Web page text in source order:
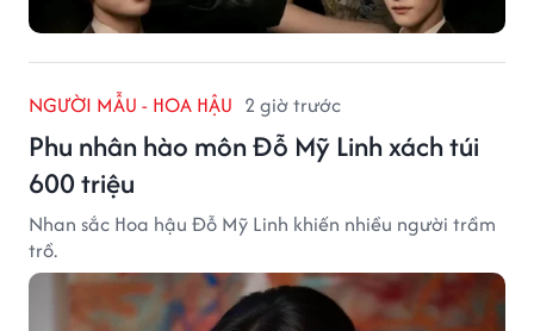
NGƯỜI MẪU - HOA HẬU 2 giờ trước
Phu nhân hào môn Đỗ Mỹ Linh xách túi
600 triệu
Nhan sắc Hoa hậu Đỗ Mỹ Linh khiến nhiều người trầm
trồ.